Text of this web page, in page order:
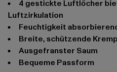
4 gestickte Luftlöcher bieten optimale
Luftzirkulation
Feuchtigkeit
Breite, schützende
Ausgefranster Saum
Bequeme Passform